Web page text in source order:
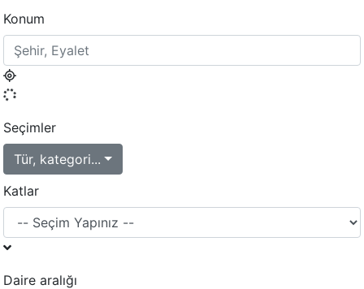
Konum
Seçimler
Tür, kategori...
Katlar
Daire aralığı